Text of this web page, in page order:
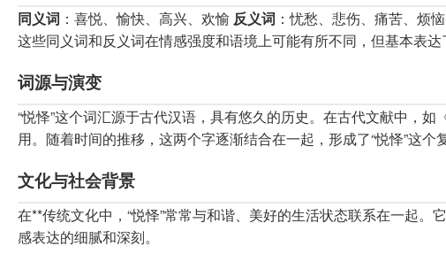
同义词 ：喜悦、愉快、高兴、欢愉 反义词 ：忧愁、悲伤、痛苦、烦恼
这些同义词和反义词在情感强度和语境上可能有所不同，但基本表达
词源与演变
“悦怿”这个词汇源于古代汉语，具有悠久的历史。在古代文献中，如
用。随着时间的推移，这两个字逐渐结合在一起，形成了“悦怿”这个
文化与社会背景
在**传统文化中，“悦怿”常常与和谐、美好的生活状态联系在一起
感表达的细腻和深刻。